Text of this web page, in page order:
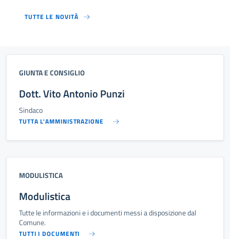
TUTTE LE NOVITÀ
GIUNTA E CONSIGLIO
Dott. Vito Antonio Punzi
Sindaco
TUTTA L'AMMINISTRAZIONE
MODULISTICA
Modulistica
Tutte le informazioni e i documenti messi a disposizione dal
Comune.
TUTTI I DOCUMENTI